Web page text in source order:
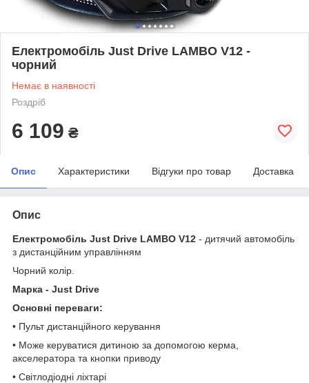
Електромобіль Just Drive LAMBO V12 -
чорний
Немає в наявності
Роздріб
6 109 ₴
Опис Характеристики Відгуки про товар Доставка
Опис
Електромобіль Just Drive LAMBO V12 - дитячий автомобіль
з дистанційним управлінням
Чорний колір.
Марка - Just Drive
Основні переваги:
• Пульт дистанційного керування
• Може керуватися дитиною за допомогою керма,
акселератора та кнопки приводу
• Світлодіодні ліхтарі